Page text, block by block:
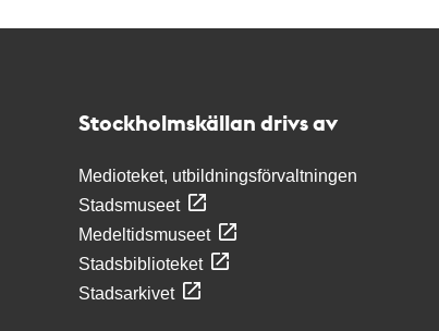
Stockholmskällan drivs av
Medioteket, utbildningsförvaltningen
Stadsmuseet
Medeltidsmuseet
Stadsbiblioteket
Stadsarkivet